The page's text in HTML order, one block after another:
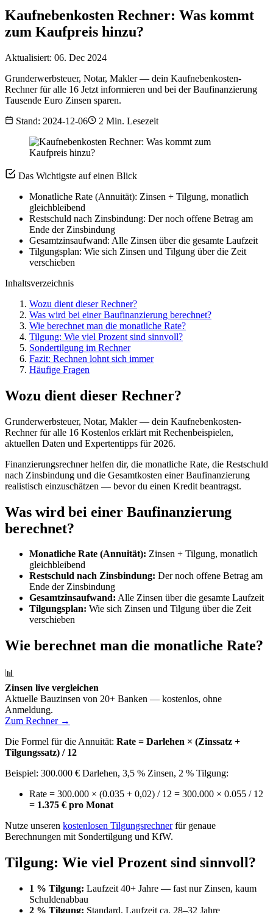
Kaufnebenkosten Rechner: Was kommt
zum Kaufpreis hinzu?
Aktualisiert: 06. Dec 2024
Grunderwerbsteuer, Notar, Makler — dein Kaufnebenkosten-
Rechner für alle 16 Jetzt informieren und bei der Baufinanzierung
Tausende Euro Zinsen sparen.
Stand: 2024-12-06
2 Min. Lesezeit
Das Wichtigste auf einen Blick
Monatliche Rate (Annuität): Zinsen + Tilgung, monatlich
gleichbleibend
Restschuld nach Zinsbindung: Der noch offene Betrag am
Ende der Zinsbindung
Gesamtzinsaufwand: Alle Zinsen über die gesamte Laufzeit
Tilgungsplan: Wie sich Zinsen und Tilgung über die Zeit
verschieben
Inhaltsverzeichnis
Wozu dient dieser Rechner?
Was wird bei einer Baufinanzierung berechnet?
Wie berechnet man die monatliche Rate?
Tilgung: Wie viel Prozent sind sinnvoll?
Sondertilgung im Rechner
Fazit: Rechnen lohnt sich immer
Häufige Fragen
Wozu dient dieser Rechner?
Grunderwerbsteuer, Notar, Makler — dein Kaufnebenkosten-
Rechner für alle 16 Kostenlos erklärt mit Rechenbeispielen,
aktuellen Daten und Expertentipps für 2026.
Finanzierungsrechner helfen dir, die monatliche Rate, die Restschuld
nach Zinsbindung und die Gesamtkosten einer Baufinanzierung
realistisch einzuschätzen — bevor du einen Kredit beantragst.
Was wird bei einer Baufinanzierung
berechnet?
Monatliche Rate (Annuität): Zinsen + Tilgung, monatlich
gleichbleibend
Restschuld nach Zinsbindung: Der noch offene Betrag am
Ende der Zinsbindung
Gesamtzinsaufwand: Alle Zinsen über die gesamte Laufzeit
Tilgungsplan: Wie sich Zinsen und Tilgung über die Zeit
verschieben
Wie berechnet man die monatliche Rate?
📊
Zinsen live vergleichen
Aktuelle Bauzinsen von 20+ Banken — kostenlos, ohne
Anmeldung.
Zum Rechner →
Die Formel für die Annuität: Rate = Darlehen × (Zinssatz +
Tilgungssatz) / 12
Beispiel: 300.000 € Darlehen, 3,5 % Zinsen, 2 % Tilgung:
Rate = 300.000 × (0.035 + 0,02) / 12 = 300.000 × 0.055 / 12
= 1.375 € pro Monat
Nutze unseren kostenlosen Tilgungsrechnerfür genaue
Berechnungen mit Sondertilgung und KfW.
Tilgung: Wie viel Prozent sind sinnvoll?
1 % Tilgung: Laufzeit 40+ Jahre — fast nur Zinsen, kaum
Schuldenabbau
2 % Tilgung: Standard, Laufzeit ca. 28–32 Jahre